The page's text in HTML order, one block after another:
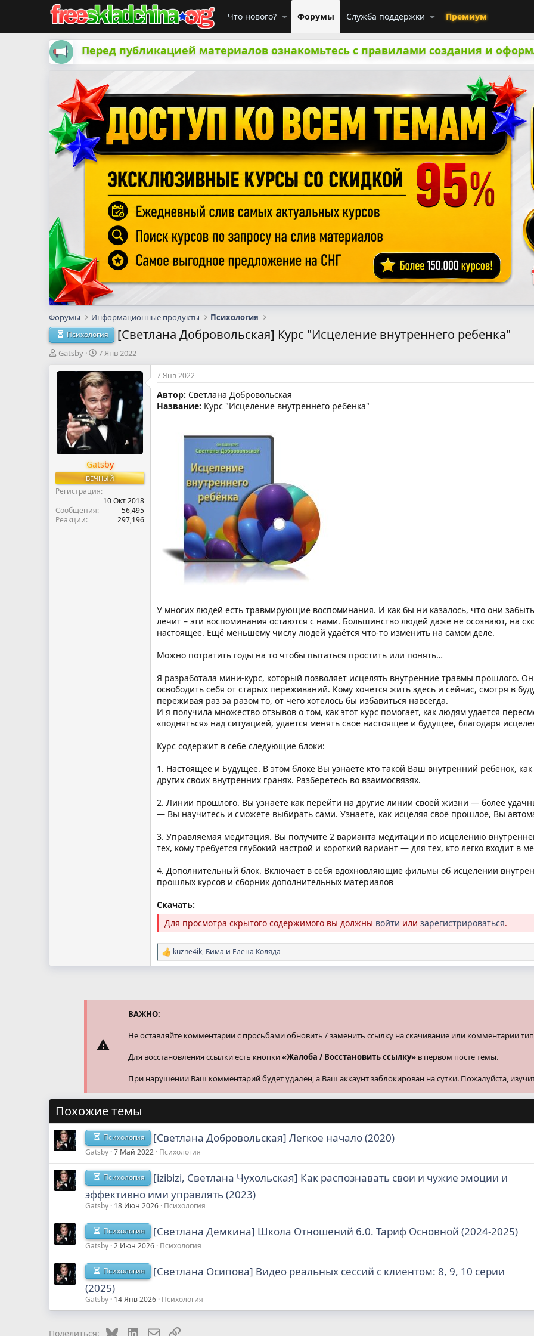
Что нового? Форумы Служба поддержки Премиум
Перед публикацией материалов ознакомьтесь с правилами создания и
Форумы Информационные продукты Психология
Психология [Светлана Добровольская] Курс "Исцеление внутреннего ребенка"
А
т
м
ы
Gatsby
Д
т
а
н
а
ч
а
л
7 Янв 2022
Gatsby
ВЕЧНЫЙ
Регистрация
10 Окт 2018
Сообщения
56,495
Реакции
297,196
7 Янв 2022
Автор: Светлана Добровольская
Название: Курс "Исцеление внутреннего ребенка"
У многих людей есть травмирующие воспоминания. И как бы ни казалось, что они
лечит – эти воспоминания остаются с нами. Большинство людей даже не осознают, на
настоящее. Ещё меньшему числу людей удаётся что-то изменить на самом деле.
Можно потратить годы на то чтобы пытаться простить или понять…
Я разработала мини-курс, который позволяет исцелять внутренние травмы прошлого.
освободить себя от старых переживаний. Кому хочется жить здесь и сейчас, смотря в
переживая раз за разом то, от чего хотелось бы избавиться навсегда.
И я получила множество отзывов о том, как этот курс помогает, как людям удается
«подняться» над ситуацией, удается менять своё настоящее и будущее, благодаря
Курс содержит в себе следующие блоки:
1. Настоящее и Будущее. В этом блоке Вы узнаете кто такой Ваш внутренний ребенок,
других своих внутренних гранях. Разберетесь во взаимосвязях.
2. Линии прошлого. Вы узнаете как перейти на другие линии своей жизни — более
— Вы научитесь и сможете выбирать сами. Узнаете, как исцеляя своё прошлое, Вы
3. Управляемая медитация. Вы получите 2 варианта медитации по исцелению
тех, кому требуется глубокий настрой и короткий вариант — для тех, кто легко входит в
4. Дополнительный блок. Включает в себя вдохновляющие фильмы об исцелении
прошлых курсов и сборник дополнительных материалов
Скачать:
Для просмотра скрытого содержимого вы должны войти или зарегистрироваться.
Р
е
и
kuzne4ik, Бима и Елена Коляда
ВАЖНО:
Не оставляйте комментарии с просьбами обновить / заменить ссылку на скачивание или комментарии
Для восстановления ссылки есть кнопки«Жалоба / Восстановить ссылку» в первом посте темы.
При нарушении Ваш комментарий будет удален, а Ваш аккаунт заблокирован на сутки. Пожалуйста,
Похожие темы
Психология [Светлана Добровольская] Легкое начало (2020)
Gatsby 7 Май 2022 Психология
Психология
[izibizi, Светлана Чухольская] Как распознавать свои и чужие эмоции и
эффективно ими управлять (2023)
Gatsby 18 Июн 2026 Психология
Психология [Светлана Демкина] Школа Отношений 6.0. Тариф Основной (2024-2025)
Gatsby 2 Июн 2026 Психология
Психология
[Светлана Осипова] Видео реальных сессий с клиентом: 8, 9, 10 серии
(2025)
Gatsby 14 Янв 2026 Психология
Поделиться: BlueskyLinkedInЭлектронная почта
Ссылка